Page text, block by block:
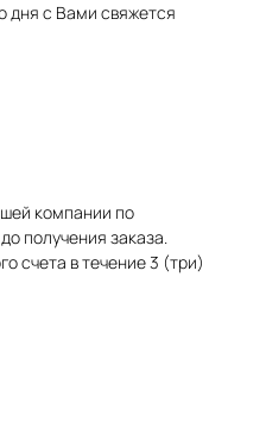
дня с Вами свяжется
компании по
получения заказа.
счета в течение 3 (три)